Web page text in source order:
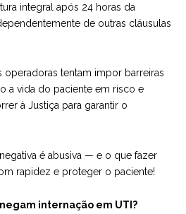
integral após 24 horas da
de outras cláusulas
operadoras tentam impor barreiras
a vida do paciente em risco e
à Justiça para garantir o
é abusiva — e o que fazer
rapidez e proteger o paciente!
internação em UTI?